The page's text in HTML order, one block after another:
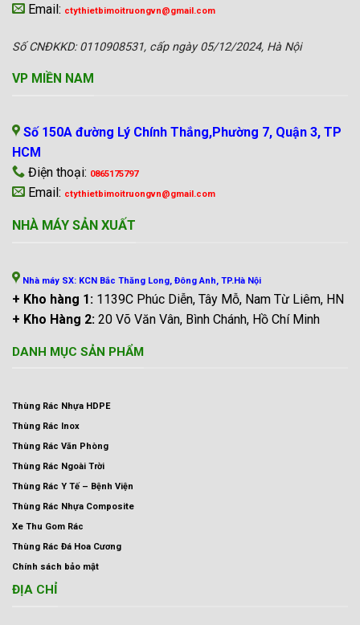
Email: ctythietbimoitruongvn@gmail.com
Số CNĐKKD: 0110908531, cấp ngày 05/12/2024, Hà Nội
VP MIỀN NAM
Số 150A đường Lý Chính Thắng,Phường 7, Quận 3, TP
HCM
Điện thoại: 0865175797
Email: ctythietbimoitruongvn@gmail.com
NHÀ MÁY SẢN XUẤT
Nhà máy SX: KCN Bắc Thăng Long, Đông Anh, TP.Hà Nội
+ Kho hàng 1: 1139C Phúc Diễn, Tây Mỗ, Nam Từ Liêm, HN
+ Kho Hàng 2: 20 Võ Văn Vân, Bình Chánh, Hồ Chí Minh
DANH MỤC SẢN PHẨM
Thùng Rác Nhựa HDPE
Thùng Rác Inox
Thùng Rác Văn Phòng
Thùng Rác Ngoài Trời
Thùng Rác Y Tế – Bệnh Viện
Thùng Rác Nhựa Composite
Xe Thu Gom Rác
Thùng Rác Đá Hoa Cương
Chính sách bảo mật
ĐỊA CHỈ